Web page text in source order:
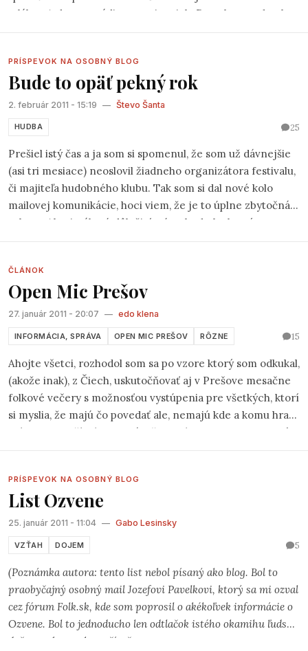
mlákou.A dnes to rádio naozaj vysiela.Dostal som od neho
PRÍSPEVOK NA OSOBNÝ BLOG
Bude to opäť pekný rok
2. február 2011 - 15:19 — Števo Šanta
HUDBA 25
Prešiel istý čas a ja som si spomenul, že som už dávnejšie
(asi tri mesiace) neoslovil žiadneho organizátora festivalu,
či majiteľa hudobného klubu. Tak som si dal nové kolo
mailovej komunikácie, hoci viem, že je to úplne zbytočná
robota. Ale rituály sú dôležité, sú to body, ku ktorým sa
ČLÁNOK
Open Mic Prešov
27. január 2011 - 20:07 — edo klena
INFORMÁCIA, SPRÁVA OPEN MIC PREŠOV RÔZNE 15
Ahojte všetci, rozhodol som sa po vzore ktorý som odkukal,
(akože inak), z Čiech, uskutočňovať aj v Prešove mesačne
folkové večery s možnosťou vystúpenia pre všetkých, ktorí
si myslia, že majú čo povedať ale, nemajú kde a komu hrať,
prípadne prečítať svoju báseň. Volať sa to bude
Open Mic
PRÍSPEVOK NA OSOBNÝ BLOG
List Ozvene
25. január 2011 - 11:04 — Gabo Lesinsky
VZŤAH DOJEM 5
(Poznámka autora: tento list nebol písaný ako blog. Bol to
praobyčajný osobný mail Jozefovi Pavelkovi, ktorý sa mi ozval
cez fórum Folk.sk, kde som poprosil o akékoľvek informácie o
Ozvene. Bol to jednoducho len odtlačok istého okamihu ľudskej
duše na obrazovke počítača.